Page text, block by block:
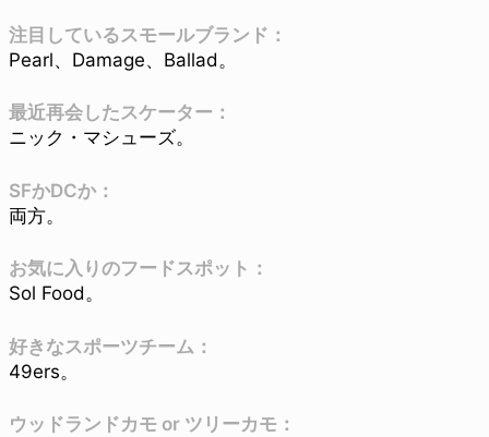
注目しているスモールブランド：
Pearl、Damage、Ballad。
最近再会したスケーター：
ニック・マシューズ。
SFかDCか：
両方。
お気に入りのフードスポット：
Sol Food。
好きなスポーツチーム：
49ers。
ウッドランドカモ or ツリーカモ：